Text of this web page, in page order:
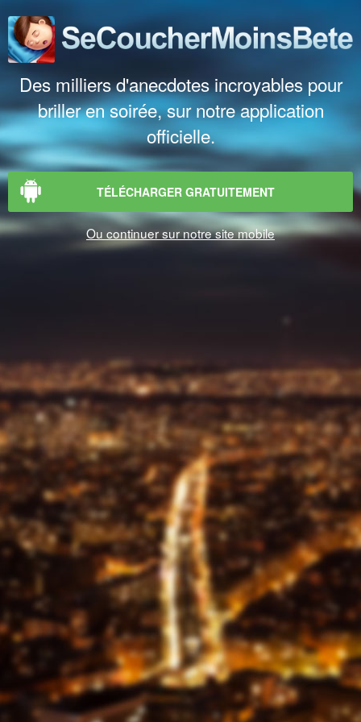
Des milliers d'anecdotes incroyables pour
briller en soirée, sur notre application
officielle.
TÉLÉCHARGER GRATUITEMENT
Ou continuer sur notre site mobile